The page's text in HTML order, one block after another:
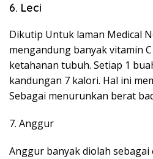
6. Leci
Dikutip Untuk laman Medical
mengandung banyak vitamin
ketahanan tubuh. Setiap 1
kandungan 7 kalori. Hal ini
Sebagai menurunkan berat
7. Anggur
Anggur banyak diolah sebagai